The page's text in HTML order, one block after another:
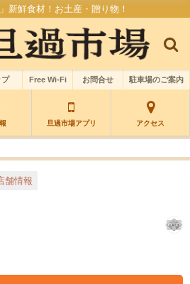
新鮮食材！お土産・贈り物！
プ Free Wi-Fi お問合せ 駐車場のご案内
旦過市場アプリ アクセス
舗情報